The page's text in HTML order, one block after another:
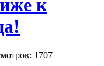
к
1707